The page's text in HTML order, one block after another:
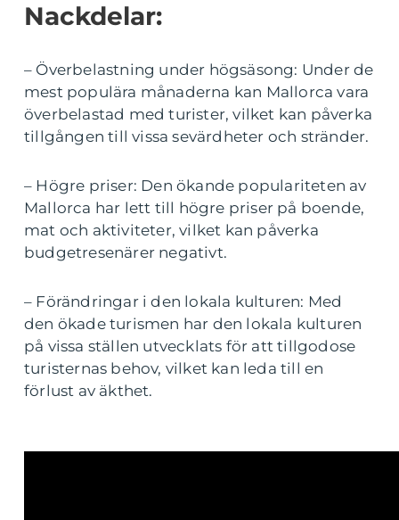
Nackdelar:
– Överbelastning under högsäsong: Under de
mest populära månaderna kan Mallorca vara
överbelastad med turister, vilket kan påverka
tillgången till vissa sevärdheter och stränder.
– Högre priser: Den ökande populariteten av
Mallorca har lett till högre priser på boende,
mat och aktiviteter, vilket kan påverka
budgetresenärer negativt.
– Förändringar i den lokala kulturen: Med
den ökade turismen har den lokala kulturen
på vissa ställen utvecklats för att tillgodose
turisternas behov, vilket kan leda till en
förlust av äkthet.